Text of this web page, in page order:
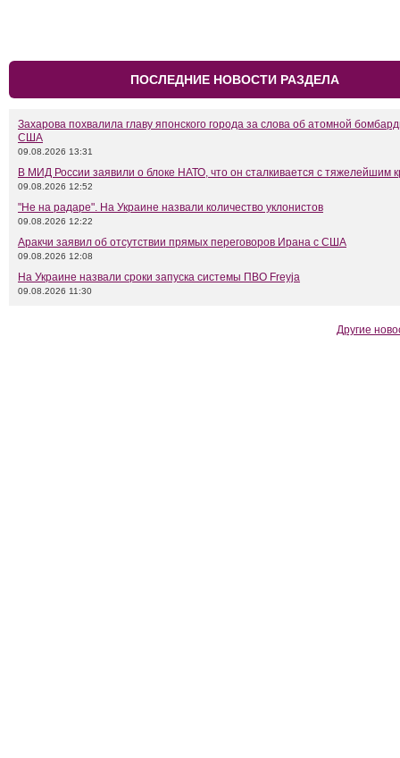
ПОСЛЕДНИЕ НОВОСТИ РАЗДЕЛА
Захарова похвалила главу японского города за слова об атомной
США
09.08.2026 13:31
В МИД России заявили о блоке НАТО, что он сталкивается с тяжелейшим
09.08.2026 12:52
"Не на радаре". На Украине назвали количество уклонистов
09.08.2026 12:22
Аракчи заявил об отсутствии прямых переговоров Ирана с США
09.08.2026 12:08
На Украине назвали сроки запуска системы ПВО Freyja
09.08.2026 11:30
Другие